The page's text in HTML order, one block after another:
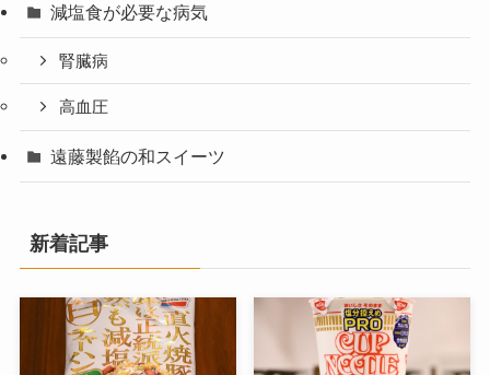
減塩食が必要な病気
腎臓病
高血圧
遠藤製餡の和スイーツ
新着記事